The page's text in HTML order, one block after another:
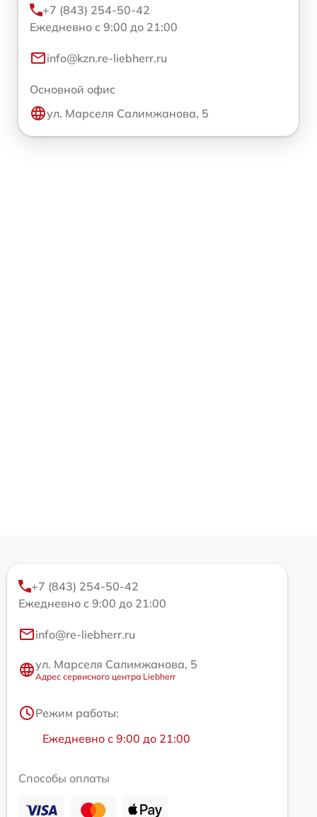
+7 (843) 254-50-42
Ежедневно с 9:00 до 21:00
info@kzn.re-liebherr.ru
Основной офис
ул. Марселя Салимжанова, 5
+7 (843) 254-50-42
Ежедневно с 9:00 до 21:00
info@re-liebherr.ru
ул. Марселя Салимжанова, 5
Адрес сервисного центра Liebherr
Режим работы:
Ежедневно с 9:00 до 21:00
Способы оплаты